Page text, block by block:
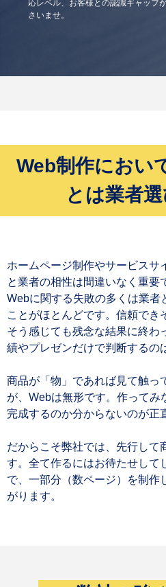
応レベル、お客様との認識ギャップ
さいませ。
Web制作におい
とは業者選
ホームページ制作やサービスサ
と業者の相性は間違いなく重要
Webに関する失敗の多くは業者
ことがほとんどです。信頼でき
そう感じても残念な結果に終わ
績やプレゼンだけで判断するの
商品が「物」であれば見て触っ
が、Webは無形です。作ってみ
完成するのか分からないのが正
だからこそ弊社では、先行して
す。全て作るにはお待たせして
で、一部分（数ページ）を制作
がります。